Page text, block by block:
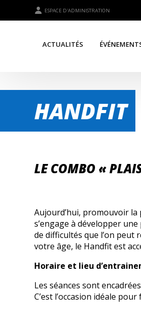
ESPACE D'ADMINISTRATION
ACTUALITÉS
HANDFIT
LE COMBO «
Aujourd’hui, promouvoir la
s’engage à développer
de difficultés que l’on peut
votre âge, le Handfit est
Horaire et lieu
Les séances sont
C’est l’occasion idéale